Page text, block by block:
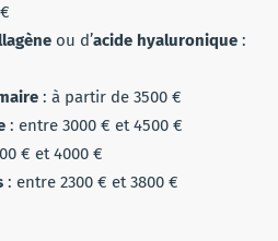
ou d’acide hyaluronique :
: à partir de 3500 €
: entre 3000 € et 4500 €
€ et 4000 €
: entre 2300 € et 3800 €